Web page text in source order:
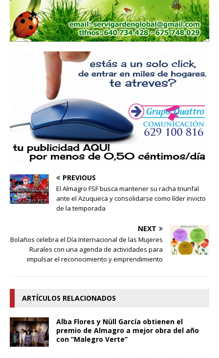
PREVIOUS
El Almagro FSF busca mantener su racha triunfal
ante el Azuqueca y consolidarse como líder invicto
de la temporada
NEXT
Bolaños celebra el Día Internacional de las Mujeres
Rurales con una agenda de actividades para
impulsar el reconocimiento y emprendimiento
ARTÍCULOS RELACIONADOS
Alba Flores y Nüll García obtienen el
premio de Almagro a mejor obra del año
con “Malegro Verte”